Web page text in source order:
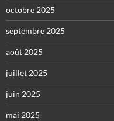
octobre 2025
septembre 2025
août 2025
juillet 2025
juin 2025
mai 2025